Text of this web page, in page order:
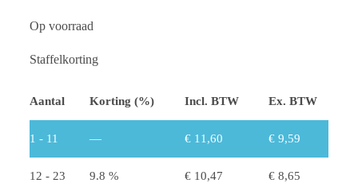
Op voorraad
Staffelkorting
Aantal Korting (%) Incl. BTW Ex. BTW
1 - 11 — € 11,60 € 9,59
12 - 23 9.8 % € 10,47 € 8,65